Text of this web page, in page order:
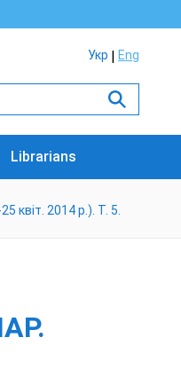
Укр Eng
Librarians
квіт. 2014 р.). Т. 5.